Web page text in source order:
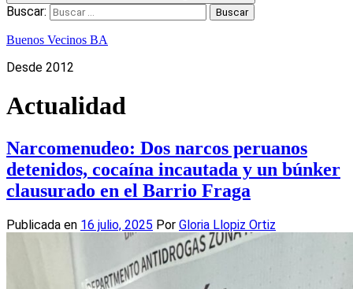
Buscar:
Buenos Vecinos BA
Desde 2012
Actualidad
Narcomenudeo: Dos narcos peruanos
detenidos, cocaína incautada y un búnker
clausurado en el Barrio Fraga
Publicada en 16 julio, 2025 Por Gloria Llopiz Ortiz